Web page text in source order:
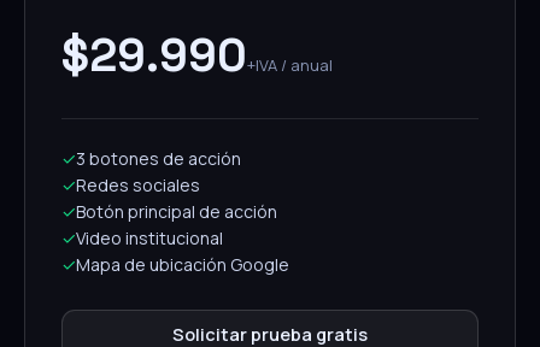
$29.990+IVA / anual
✓3 botones de acción
✓Redes sociales
✓Botón principal de acción
✓Video institucional
✓Mapa de ubicación Google
Solicitar prueba gratis